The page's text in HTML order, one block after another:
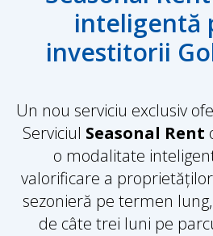
inteligentă
investitorii
Un nou serviciu exclusiv
Serviciul Seasonal Rent
o modalitate
valorificare a
sezonieră pe termen
de câte trei luni pe